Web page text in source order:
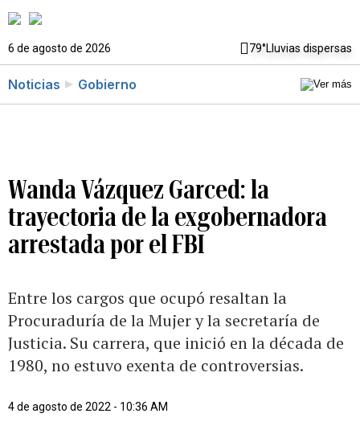
6 de agosto de 2026 79°Lluvias dispersas
Noticias Gobierno
Wanda Vázquez Garced: la
trayectoria de la exgobernadora
arrestada por el FBI
Entre los cargos que ocupó resaltan la
Procuraduría de la Mujer y la secretaría de
Justicia. Su carrera, que inició en la década de
1980, no estuvo exenta de controversias.
4 de agosto de 2022 - 10:36 AM